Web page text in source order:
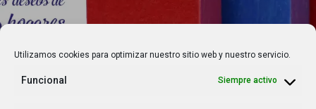
Utilizamos cookies para optimizar nuestro sitio web y nuestro servicio.
Funcional Siempre activo
PREVIOUS ARTICLE